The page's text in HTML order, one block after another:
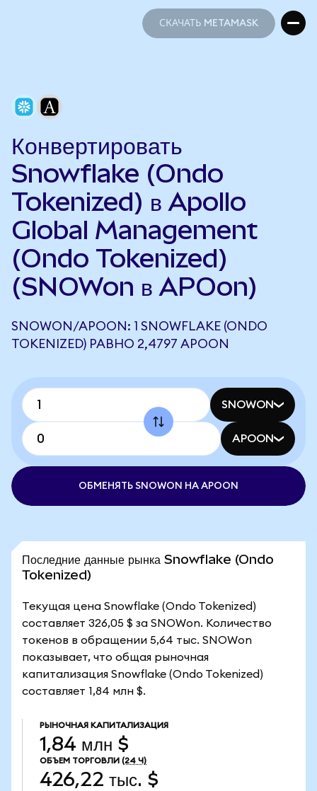
СКАЧАТЬ METAMASK
Конвертировать
Snowflake (Ondo
Tokenized) в Apollo
Global Management
(Ondo Tokenized)
(SNOWon в APOon)
SNOWON/APOON: 1 SNOWFLAKE (ONDO
TOKENIZED) РАВНО 2,4797 APOON
SNOWON
APOON
ОБМЕНЯТЬ SNOWON НА APOON
Последние данные рынка Snowflake (Ondo
Tokenized)
Текущая цена Snowflake (Ondo Tokenized)
составляет 326,05 $ за SNOWon. Количество
токенов в обращении 5,64 тыс. SNOWon
показывает, что общая рыночная
капитализация Snowflake (Ondo Tokenized)
составляет 1,84 млн $.
РЫНОЧНАЯ КАПИТАЛИЗАЦИЯ
1,84 млн $
ОБЪЕМ ТОРГОВЛИ (24 Ч)
426,22 тыс. $